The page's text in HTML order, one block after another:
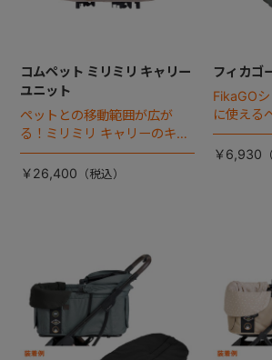
コムペット ミリミリ キャリー
ユニット
ペットとの移動範囲が広が
る！ミリミリ キャリーのキャ
リー部単品が登場！
￥26,400
フィカゴ
FikaGO
に使える
ナークッ
￥6,930